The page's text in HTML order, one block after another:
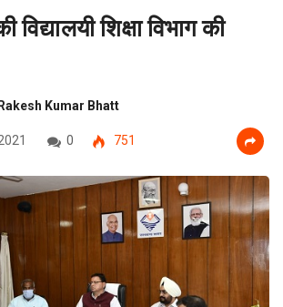
शिक्षा विभाग की
Rakesh Kumar Bhatt
0 751